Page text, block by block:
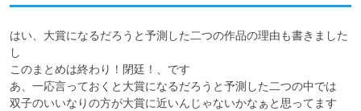
はい、大賞になるだろうと予測した二つの作品の理由も書きました
し
このまとめは終わり！閉廷！、です
あ、一応言っておくと大賞になるだろうと予測した二つの中では
双子のいいなりの方が大賞に近いんじゃないかなぁと思ってます